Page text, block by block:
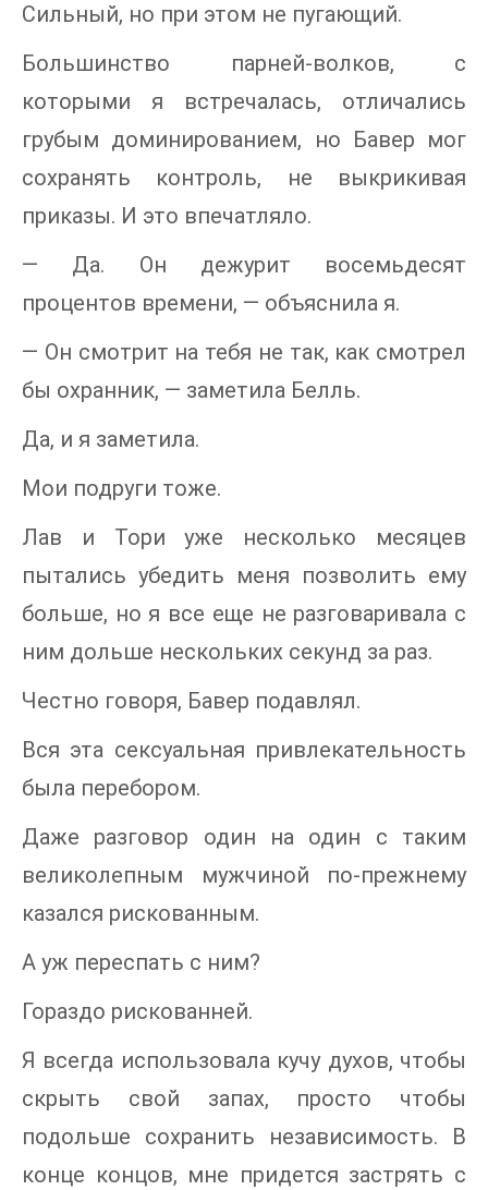
Сильный, но при этом не пугающий.
Большинство парней-волков, с
которыми я встречалась, отличались
грубым доминированием, но Бавер мог
сохранять контроль, не выкрикивая
приказы. И это впечатляло.
— Да. Он дежурит восемьдесят
процентов времени, — объяснила я.
— Он смотрит на тебя не так, как смотрел
бы охранник, — заметила Белль.
Да, и я заметила.
Мои подруги тоже.
Лав и Тори уже несколько месяцев
пытались убедить меня позволить ему
больше, но я все еще не разговаривала с
ним дольше нескольких секунд за раз.
Честно говоря, Бавер подавлял.
Вся эта сексуальная привлекательность
была перебором.
Даже разговор один на один с таким
великолепным мужчиной по-прежнему
казался рискованным.
А уж переспать с ним?
Гораздо рискованней.
Я всегда использовала кучу духов, чтобы
скрыть свой запах, просто чтобы
подольше сохранить независимость. В
конце концов, мне придется застрять с